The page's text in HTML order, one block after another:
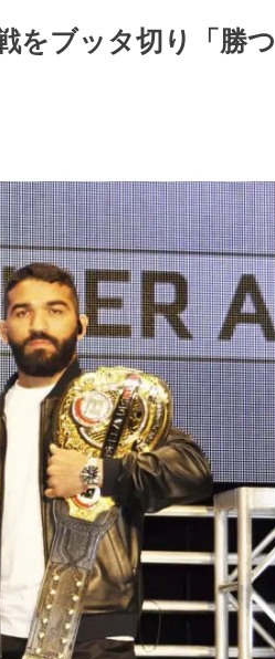
をブッタ切り「勝つ